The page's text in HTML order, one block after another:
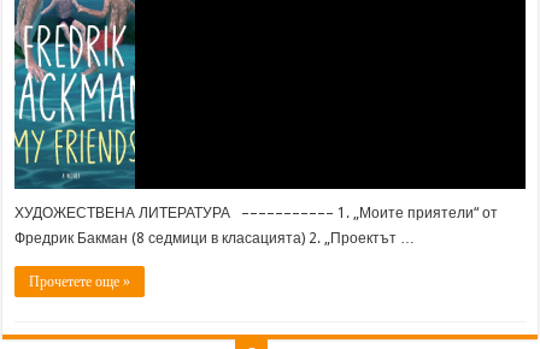
ХУДОЖЕСТВЕНА ЛИТЕРАТУРА ––––––––––– 1. „Моите приятели“ от
Фредрик Бакман (8 седмици в класацията) 2. „Проектът …
Прочетете още »